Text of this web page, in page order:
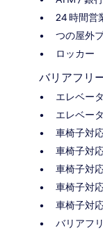
24 時間営
つの屋外
ロッカー
バリアフリ
エレベー
エレベー
車椅子対
車椅子対
車椅子対
車椅子対
車椅子対
バリアフ